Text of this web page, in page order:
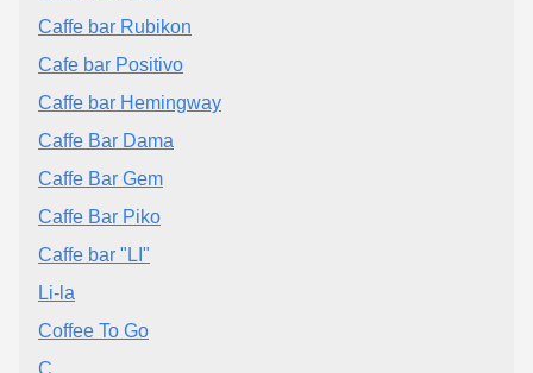
Caffe bar Rubikon
Cafe bar Positivo
Caffe bar Hemingway
Caffe Bar Dama
Caffe Bar Gem
Caffe Bar Piko
Caffe bar "LI"
Li-la
Coffee To Go
C